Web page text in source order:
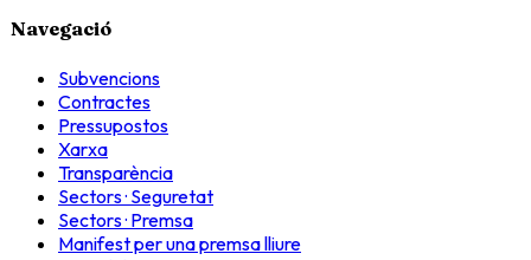
Navegació
Subvencions
Contractes
Pressupostos
Xarxa
Transparència
Sectors · Seguretat
Sectors · Premsa
Manifest per una premsa lliure